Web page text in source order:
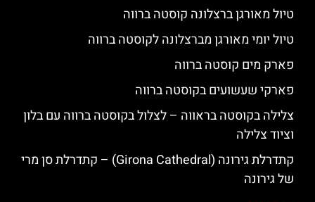
טיול מאורגן ברצלונה קוסטה ברווה
טיול יומי מאורגן מברצלונה לקוסטה ברווה
פארק מים קוסטה ברווה
פארקי שעשועים בקוסטה ברווה
צלילה בקוסטה בראווה – לצלול בקוסטה ברווה עם בלון
וציוד צלילה
קתדרלת גירונה (Girona Cathedral) – קתדרלת סן מרי
של גירונה